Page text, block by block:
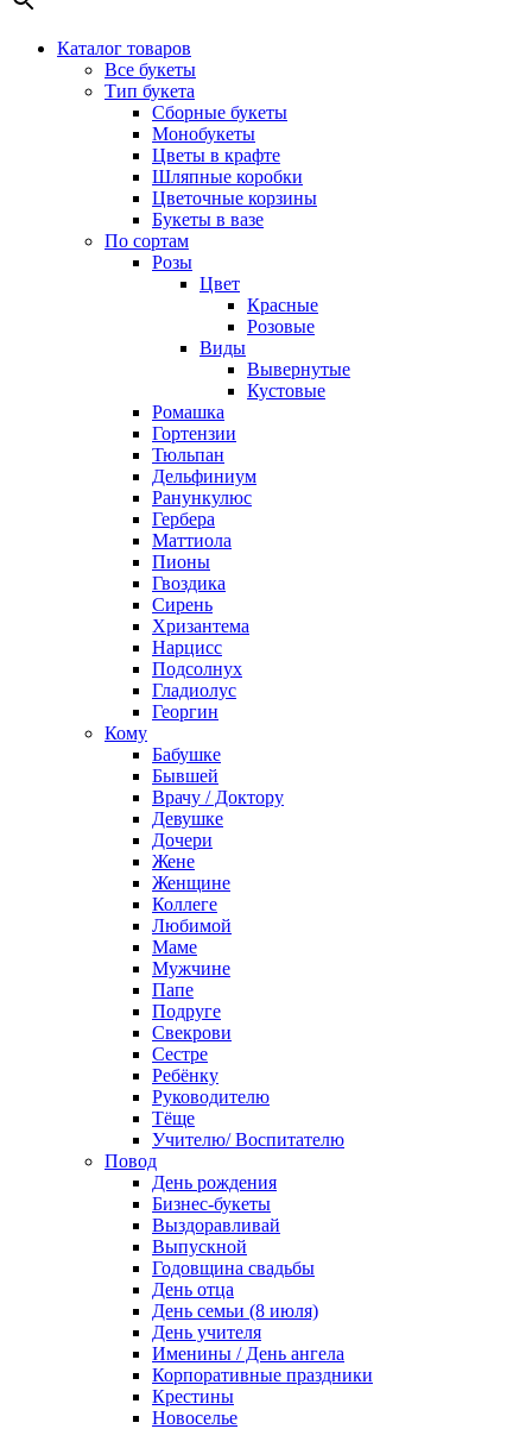
Каталог товаров
Все букеты
Тип букета
Сборные букеты
Монобукеты
Цветы в крафте
Шляпные коробки
Цветочные корзины
Букеты в вазе
По сортам
Розы
Цвет
Красные
Розовые
Виды
Вывернутые
Кустовые
Ромашка
Гортензии
Тюльпан
Дельфиниум
Ранункулюс
Гербера
Маттиола
Пионы
Гвоздика
Сирень
Хризантема
Нарцисс
Подсолнух
Гладиолус
Георгин
Кому
Бабушке
Бывшей
Врачу / Доктору
Девушке
Дочери
Жене
Женщине
Коллеге
Любимой
Маме
Мужчине
Папе
Подруге
Свекрови
Сестре
Ребёнку
Руководителю
Тёще
Учителю/ Воспитателю
Повод
День рождения
Бизнес-букеты
Выздоравливай
Выпускной
Годовщина свадьбы
День отца
День семьи (8 июля)
День учителя
Именины / День ангела
Корпоративные праздники
Крестины
Новоселье